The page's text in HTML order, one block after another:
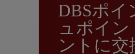
DBSポイ
ュポイ
ントに交